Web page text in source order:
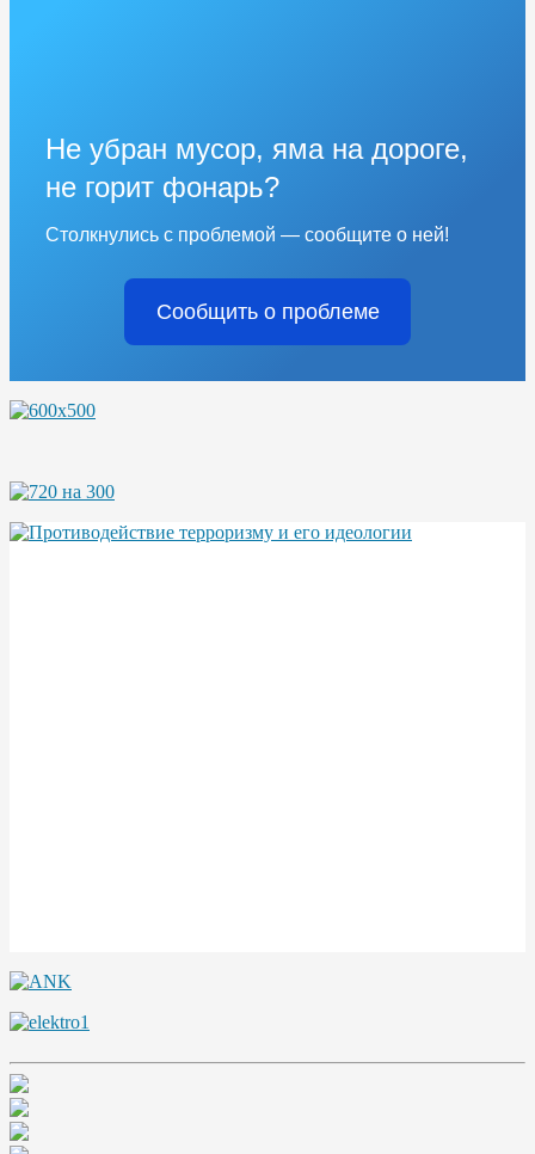
Не убран мусор, яма на дороге,
не горит фонарь?
Столкнулись с проблемой — сообщите о ней!
Сообщить о проблеме